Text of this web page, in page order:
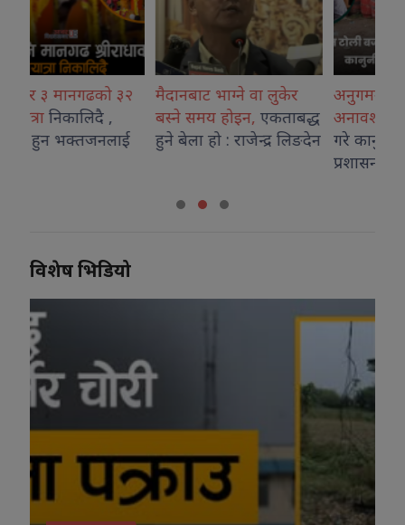
मैदानबाट भाग्ने वा लुकेर
बस्ने समय होइन,
एकताबद्ध
हुने बेला हो : राजेन्द्र लिङदेन
अनुगमन टोली बजारमा,
अनावश्यक ग्यास भण्डारण
गरे कानुनी कारबाही : मोरङ
विशेष भिडियो